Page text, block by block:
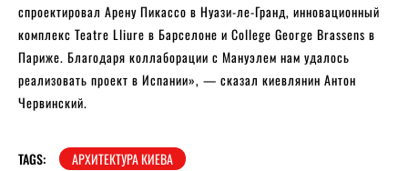
спроектировал Арену Пикассо в Нуази-ле-Гранд, инновационный
комплекс Teatre Lliure в Барселоне и College George Brassens в
Париже. Благодаря коллаборации с Мануэлем нам удалось
реализовать проект в Испании», — сказал киевлянин Антон
Червинский.
TAGS:
АРХИТЕКТУРА КИЕВА